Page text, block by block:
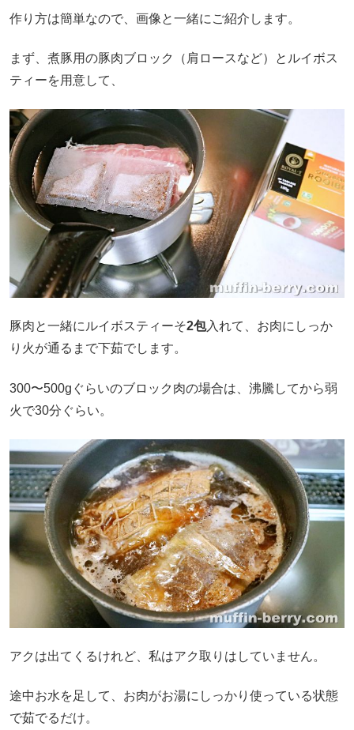
作り方は簡単なので、画像と一緒にご紹介します。
まず、煮豚用の豚肉ブロック（肩ロースなど）とルイボス
ティーを用意して、
豚肉と一緒にルイボスティーそ2包入れて、お肉にしっか
り火が通るまで下茹でします。
300〜500gぐらいのブロック肉の場合は、沸騰してから弱
火で30分ぐらい。
アクは出てくるけれど、私はアク取りはしていません。
途中お水を足して、お肉がお湯にしっかり使っている状態
で茹でるだけ。